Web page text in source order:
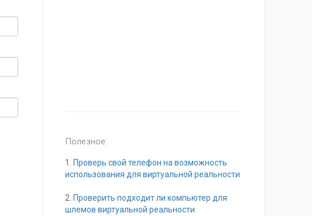
Полезное:
1.
Проверь свой телефон на возможность
использования для виртуальной реальности
2. Проверить подходит ли компьютер для
шлемов виртуальной реальности